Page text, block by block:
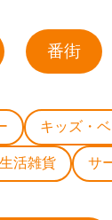
番街
キッズ・
活雑貨 サ